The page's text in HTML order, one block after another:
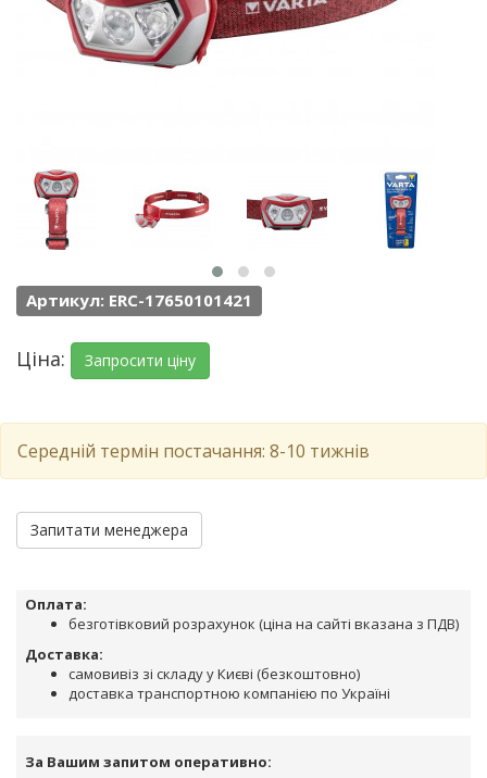
Артикул: ERC-17650101421
Ціна: Запросити ціну
Середній термін постачання: 8-10 тижнів
Запитати менеджера
Оплата:
безготівковий розрахунок (ціна на сайті вказана з ПДВ)
Доставка:
самовивіз зі складу у Києві (безкоштовно)
доставка транспортною компанією по Україні
За Вашим запитом оперативно: